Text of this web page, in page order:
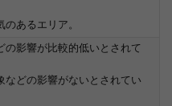
のあるエリア。
の影響が比較的低いとされて
などの影響がないとされてい